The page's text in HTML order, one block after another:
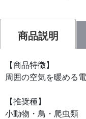
商品説明
【商品特徴】
周囲の空気を暖める
【推奨種】
小動物・鳥・爬虫類